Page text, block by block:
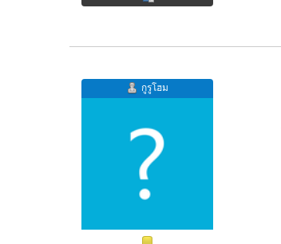
กูรูโฮม